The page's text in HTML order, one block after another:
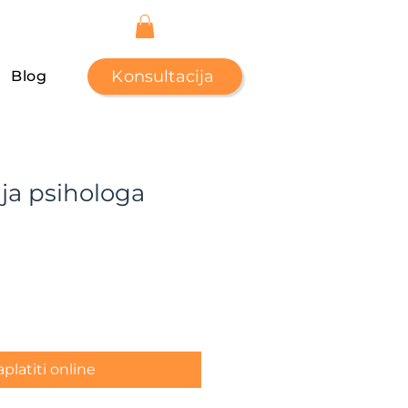
Blog Konsultacija
psihologa
online